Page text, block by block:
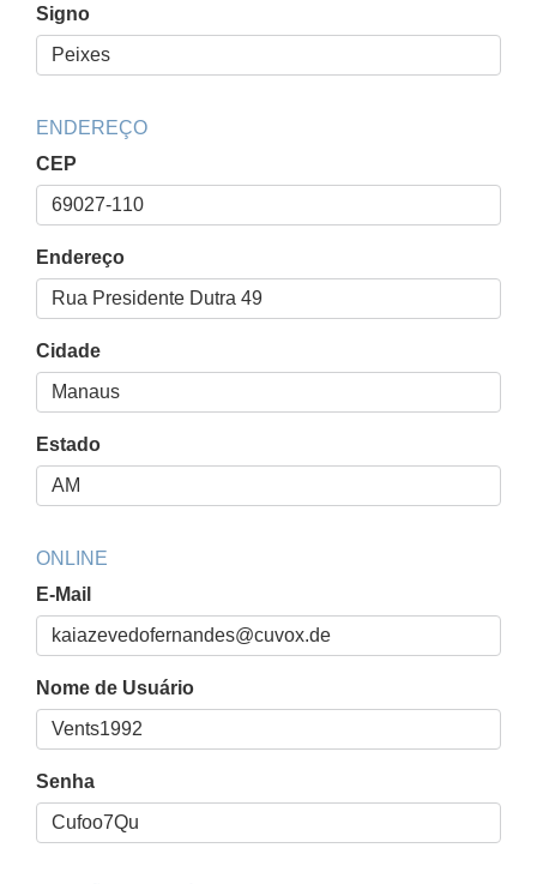
Signo
ENDEREÇO
CEP
Endereço
Cidade
Estado
ONLINE
E-Mail
Nome de Usuário
Senha